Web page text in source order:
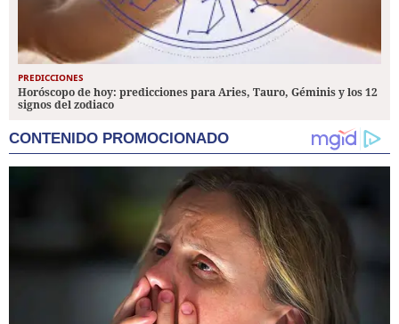
PREDICCIONES
Horóscopo de hoy: predicciones para Aries, Tauro, Géminis y los 12
signos del zodiaco
CONTENIDO PROMOCIONADO